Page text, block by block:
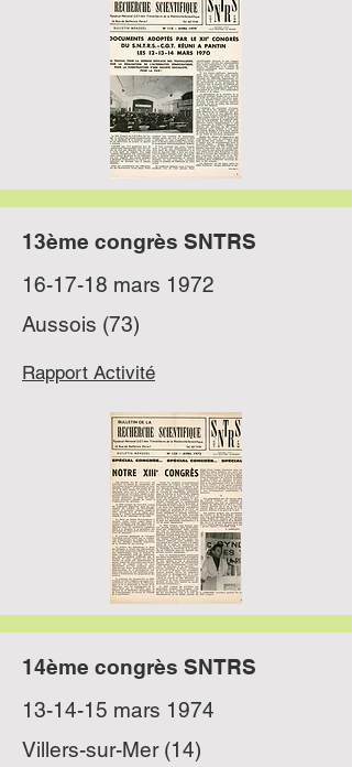
13ème congrès SNTRS
16-17-18 mars 1972
Aussois (73)
Rapport Activité
14ème congrès SNTRS
13-14-15 mars 1974
Villers-sur-Mer (14)